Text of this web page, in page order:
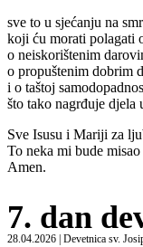
sve to u sjećanju na
koji ću morati polagati
o neiskorištenim
o propuštenim dobrim
i o taštoj
što tako nagrđuje djela
Sve Isusu i Mariji za
To neka mi bude
Amen.
7. dan
28.04.2026 | Devetnica sv.